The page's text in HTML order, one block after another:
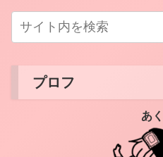
プロフ
あ